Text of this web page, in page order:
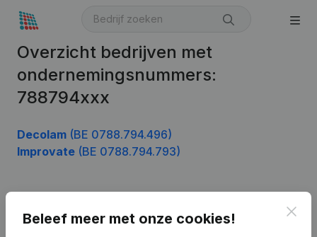
Overzicht bedrijven met
ondernemingsnummers:
788794xxx
Decolam (BE 0788.794.496)
Improvate (BE 0788.794.793)
Beleef meer met onze cookies!